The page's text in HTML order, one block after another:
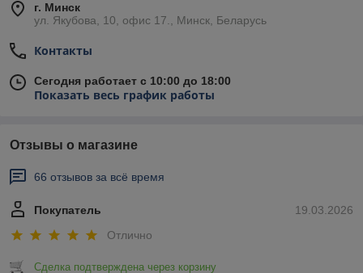
г. Минск
ул. Якубова, 10, офис 17., Минск, Беларусь
Контакты
Сегодня работает с 10:00 до 18:00
Показать весь график работы
Отзывы о магазине
66 отзывов за всё время
19.03.2026
Покупатель
Отлично
Сделка подтверждена через корзину